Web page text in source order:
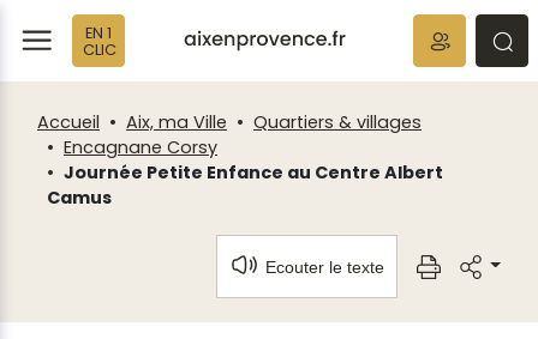
EN 1
CLIC
Accueil Aix, ma Ville
Quartiers & villages
Encagnane Corsy
Journée Petite Enfance au Centre Albert
Camus
Ecouter le texte
Fenêtre
de
chat
Panneau de gestion des cookies